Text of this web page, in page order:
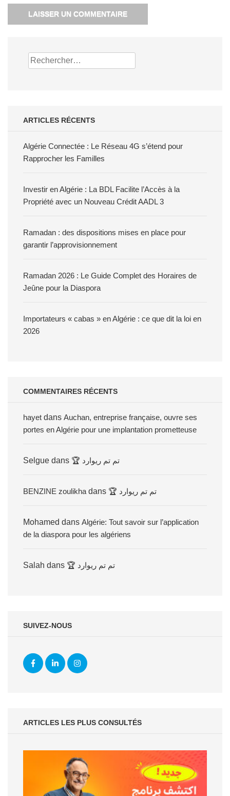
Rechercher :
ARTICLES RÉCENTS
Algérie Connectée : Le Réseau 4G s’étend pour
Rapprocher les Familles
Investir en Algérie : La BDL Facilite l’Accès à la
Propriété avec un Nouveau Crédit AADL 3
Ramadan : des dispositions mises en place pour
garantir l’approvisionnement
Ramadan 2026 : Le Guide Complet des Horaires de
Jeûne pour la Diaspora
Importateurs « cabas » en Algérie : ce que dit la loi en
2026
COMMENTAIRES RÉCENTS
hayet dans Auchan, entreprise française, ouvre ses
portes en Algérie pour une implantation prometteuse
Selgue dans 🏆 تم تم ريوارد
BENZINE zoulikha dans 🏆 تم تم ريوارد
Mohamed dans Algérie: Tout savoir sur l’application
de la diaspora pour les algériens
Salah dans 🏆 تم تم ريوارد
SUIVEZ-NOUS
ARTICLES LES PLUS CONSULTÉS